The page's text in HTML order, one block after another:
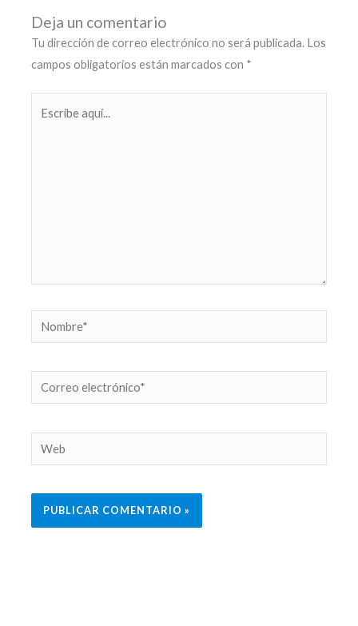
Deja un comentario
Tu dirección de correo electrónico no será publicada. Los
campos obligatorios están marcados con *
Nombre*
Correo
electrónico*
Web